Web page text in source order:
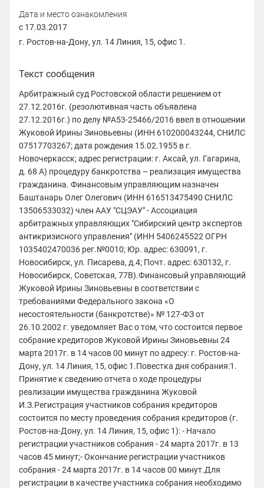
Дата и место ознакомления
с 17.03.2017
г. Ростов-на-Дону, ул. 14 Линия, 15, офис 1.
Текст сообщения
Арбитражный суд Ростовской области решением от
27.12.2016г. (резолютивная часть объявлена
27.12.2016г.) по делу №А53-25466/2016 ввел в отношении
Жуковой Ирины Зиновьевны (ИНН 610200043244, СНИЛС
07517703267; дата рождения 15.02.1955 в г.
Новочеркасск; адрес регистрации: г. Аксай, ул. Гагарина,
д. 68 А) процедуру банкротства – реализация имущества
гражданина. Финансовым управляющим назначен
Баштанарь Олег Олегович (ИНН 616513475490 СНИЛС
13506533032) член ААУ "СЦЭАУ" - Ассоциация
арбитражных управляющих "Сибирский центр экспертов
антикризисного управления" (ИНН 5406245522 ОГРН
1035402470036 рег.№0010; Юр. адрес: 630091, г.
Новосибирск, ул. Писарева, д.4; Почт. адрес: 630132, г.
Новосибирск, Советская, 77В).Финансовый управляющий
Жуковой Ирины Зиновьевны в соответствии с
требованиями Федерального закона «О
несостоятельности (банкротстве)» № 127-ФЗ от
26.10.2002 г. уведомляет Вас о том, что состоится первое
собрание кредиторов Жуковой Ирины Зиновьевны 24
марта 2017г. в 14 часов 00 минут по адресу: г. Ростов-на-
Дону, ул. 14 Линия, 15, офис 1.Повестка дня собрания:1.
Принятие к сведению отчета о ходе процедуры
реализации имущества гражданина Жуковой
И.З.Регистрация участников собрания кредиторов
состоится по месту проведения собрания кредиторов (г.
Ростов-на-Дону, ул. 14 Линия, 15, офис 1): - Начало
регистрации участников собрания - 24 марта 2017г. в 13
часов 45 минут;- Окончание регистрации участников
собрания - 24 марта 2017г. в 14 часов 00 минут.Для
регистрации в качестве участника собрания необходимо